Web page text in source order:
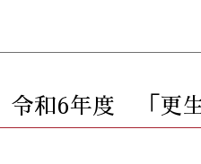
令和6年度 「更